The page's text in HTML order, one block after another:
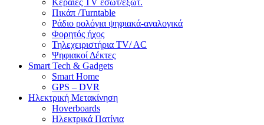
Πικάπ /Turntable
Ράδιο ρολόγια ψηφιακά-αναλογικά
Φορητός ήχος
Τηλεχειριστήρια TV/ AC
Ψηφιακοί Δέκτες
Smart Tech & Gadgets
Smart Home
GPS – DVR
Ηλεκτρική Μετακίνηση
Hoverboards
Ηλεκτρικά Πατίνια